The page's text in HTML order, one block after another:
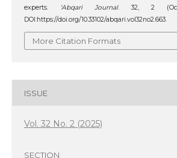
experts.
‘Abqari Journal. 32, 2 (Oct.
DOI:https://doi.org/10.33102/abqari.vol32no2.663.
More Citation Formats
ISSUE
Vol. 32 No. 2 (2025)
SECTION